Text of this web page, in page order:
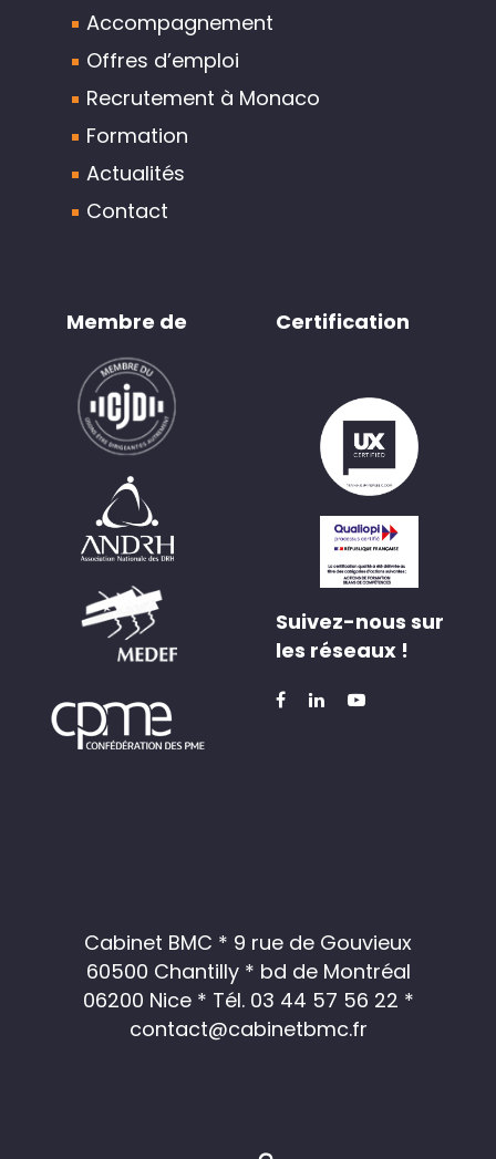
Accompagnement
Offres d’emploi
Recrutement à Monaco
Formation
Actualités
Contact
Membre de Certification
Suivez-nous sur
les réseaux !
Cabinet BMC * 9 rue de Gouvieux
60500 Chantilly * bd de Montréal
06200 Nice * Tél. 03 44 57 56 22 *
contact@cabinetbmc.fr